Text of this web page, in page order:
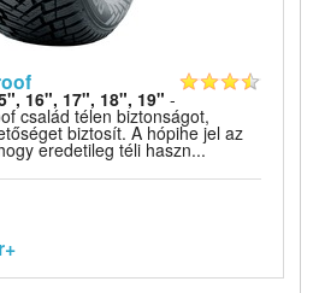
16", 17", 18", 19" -
család télen biztonságot,
biztosít. A hópihe jel az
eredetileg téli haszn...